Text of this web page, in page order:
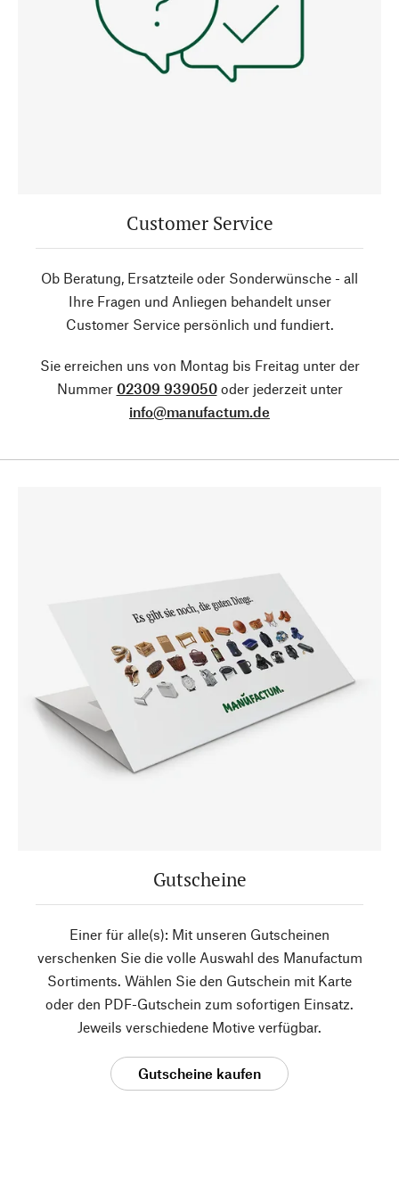
Customer Service
Ob Beratung, Ersatzteile oder Sonderwünsche - all
Ihre Fragen und Anliegen behandelt unser
Customer Service persönlich und fundiert.
Sie erreichen uns von Montag bis Freitag unter der
Nummer 02309 939050oder jederzeit unter
info@manufactum.de
Gutscheine
Einer für alle(s): Mit unseren Gutscheinen
verschenken Sie die volle Auswahl des Manufactum
Sortiments. Wählen Sie den Gutschein mit Karte
oder den PDF-Gutschein zum sofortigen Einsatz.
Jeweils verschiedene Motive verfügbar.
Gutscheine kaufen